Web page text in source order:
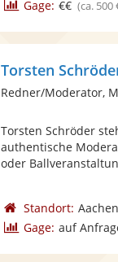
Gage: €€ (ca.
Torsten
Redner/Moderator,
Torsten Schröder
authentische
oder
Standort: Aachen
Gage: auf